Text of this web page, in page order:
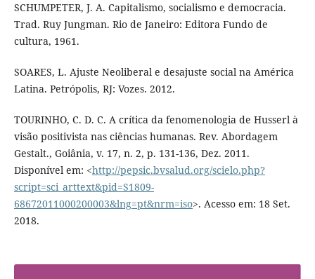
SCHUMPETER, J. A. Capitalismo, socialismo e democracia.
Trad. Ruy Jungman. Rio de Janeiro: Editora Fundo de
cultura, 1961.
SOARES, L. Ajuste Neoliberal e desajuste social na América
Latina. Petrópolis, RJ: Vozes. 2012.
TOURINHO, C. D. C. A crítica da fenomenologia de Husserl à
visão positivista nas ciências humanas. Rev. Abordagem
Gestalt., Goiânia, v. 17, n. 2, p. 131-136, Dez. 2011.
Disponível em: <http://pepsic.bvsalud.org/scielo.php?
script=sci_arttext&pid=S1809-
68672011000200003&lng=pt&nrm=iso>. Acesso em: 18 Set.
2018.